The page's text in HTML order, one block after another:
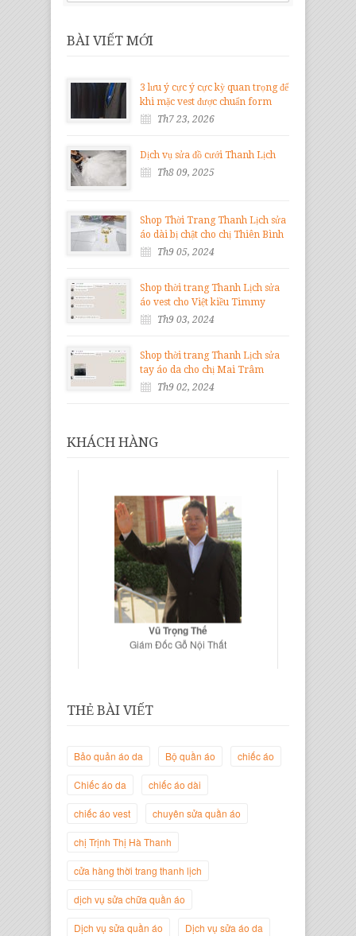
BÀI VIẾT MỚI
3 lưu ý cực ý cực kỳ quan trọng để
khi mặc vest được chuẩn form
Th7 23, 2026
Dịch vụ sửa đồ cưới Thanh Lịch
Th8 09, 2025
Shop Thời Trang Thanh Lịch sửa
áo dài bị chật cho chị Thiên Bình
Th9 05, 2024
Shop thời trang Thanh Lịch sửa
áo vest cho Việt kiều Timmy
Th9 03, 2024
Shop thời trang Thanh Lịch sửa
tay áo da cho chị Mai Trâm
Th9 02, 2024
KHÁCH HÀNG
Vũ Trọng Thế
Giám Đốc Gỗ Nội Thất
Trịnh Thị Hà Thanh
Trang Thanh Lịch
THẺ BÀI VIẾT
Bảo quản áo da Bộ quần áo chiếc áo
Chiếc áo da chiếc áo dài
chiếc áo vest chuyên sửa quần áo
chị Trịnh Thị Hà Thanh
cửa hàng thời trang thanh lịch
dịch vụ sửa chữa quần áo
Dịch vụ sửa quần áo Dịch vụ sửa áo da